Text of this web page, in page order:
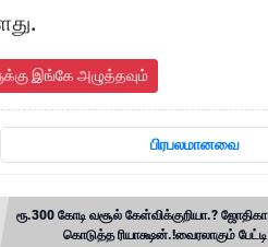
இங்கே அழுத்தவும்
பிரபலமானவை
ரூ.300 கோடி வசூல் கேள்விக்குறியா.? ஜோதிகா
கொடுத்த ரியாக்ஷன்.!வைரலாகும் பேட்டி